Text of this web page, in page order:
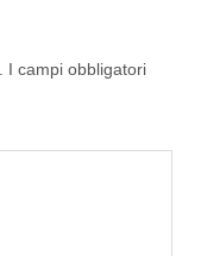
I campi obbligatori